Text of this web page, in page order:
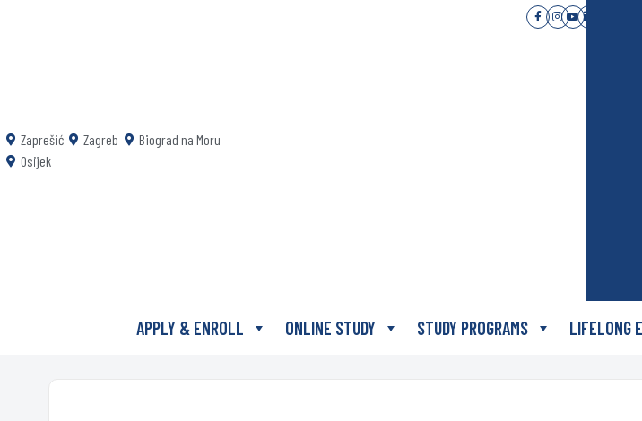
Zaprešić Zagreb
Biograd na Moru
Osijek
APPLY & ENROLL ONLINE STUDY STUDY PROGRAMS LIFELONG